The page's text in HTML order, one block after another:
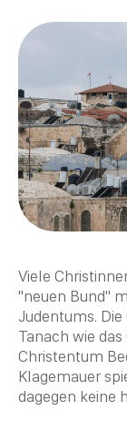
Viele
"neuen Bund"
Judentums.
Tanach wie
Christentum
Klagemauer
dagegen keine